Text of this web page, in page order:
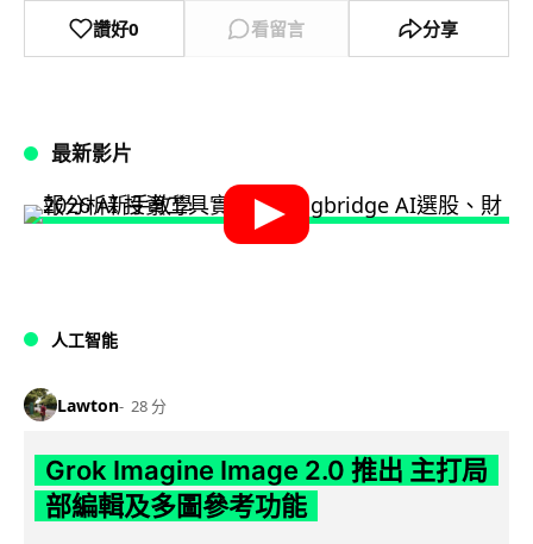
讚好0 看留言 分享
最新影片
人工智能
Lawton 28 分
Grok Imagine Image 2.0 推出 主打局
部編輯及多圖參考功能